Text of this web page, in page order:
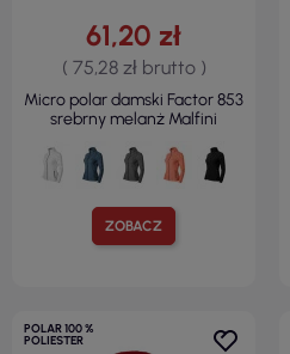
ZOBACZ
61,20 zł
( 75,28 zł brutto )
Micro polar damski Factor 853
srebrny melanż Malfini
POLAR 100 %
POLIESTER